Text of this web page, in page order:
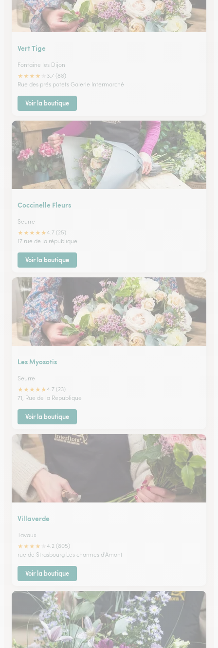
Vert Tige
Fontaine les Dijon
★★★★
3.7 (88)
Rue des prés potets Galerie Intermarché
Voir la boutique
Coccinelle Fleurs
Seurre
★★★★★4.7 (25)
17 rue de la république
Voir la boutique
Les Myosotis
Seurre
★★★★★4.7 (23)
71, Rue de la Republique
Voir la boutique
Villaverde
Tavaux
★★★★
4.2 (805)
rue de Strasbourg Les charmes d'Amont
Voir la boutique